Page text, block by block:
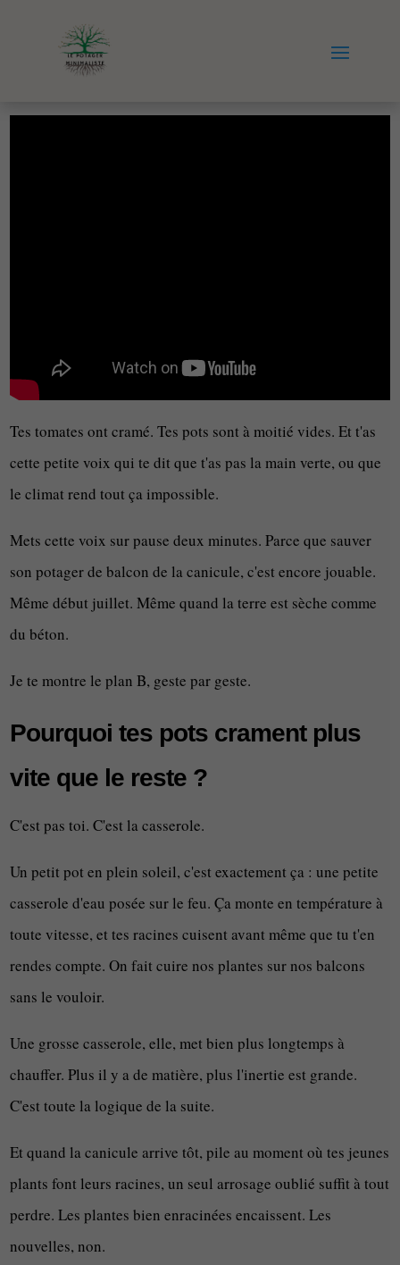
Tes tomates ont cramé. Tes pots sont à moitié vides. Et t'as
cette petite voix qui te dit que t'as pas la main verte, ou que
le climat rend tout ça impossible.
Mets cette voix sur pause deux minutes. Parce que sauver
son potager de balcon de la canicule, c'est encore jouable.
Même début juillet. Même quand la terre est sèche comme
du béton.
Je te montre le plan B, geste par geste.
Pourquoi tes pots crament plus
vite que le reste ?
C'est pas toi. C'est la casserole.
Un petit pot en plein soleil, c'est exactement ça : une petite
casserole d'eau posée sur le feu. Ça monte en température à
toute vitesse, et tes racines cuisent avant même que tu t'en
rendes compte. On fait cuire nos plantes sur nos balcons
sans le vouloir.
Une grosse casserole, elle, met bien plus longtemps à
chauffer. Plus il y a de matière, plus l'inertie est grande.
C'est toute la logique de la suite.
Et quand la canicule arrive tôt, pile au moment où tes jeunes
plants font leurs racines, un seul arrosage oublié suffit à tout
perdre. Les plantes bien enracinées encaissent. Les
nouvelles, non.